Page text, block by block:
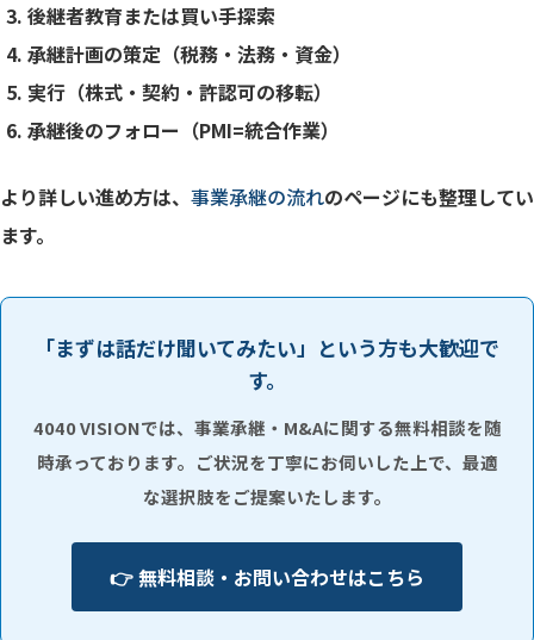
後継者教育または買い手探索
承継計画の策定（税務・法務・資金）
実行（株式・契約・許認可の移転）
承継後のフォロー（PMI=統合作業）
より詳しい進め方は、 事業承継の流れのページにも整理してい
ます。
「まずは話だけ聞いてみたい」という方も大歓迎で
す。
4040 VISIONでは、事業承継・M&Aに関する無料相談を随
時承っております。ご状況を丁寧にお伺いした上で、最適
な選択肢をご提案いたします。
👉 無料相談・お問い合わせはこちら